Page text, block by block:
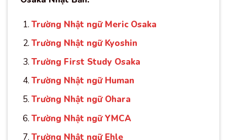
Trường Nhật ngữ Meric Osaka
Trường Nhật ngữ Kyoshin
Trường First Study Osaka
Trường Nhật ngữ Human
Trường Nhật ngữ Ohara
Trường Nhật ngữ YMCA
Trường Nhật ngữ Ehle